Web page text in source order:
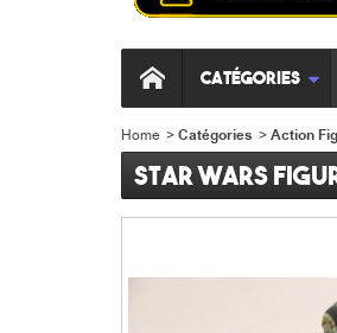
Catégories
Home >Catégories >Action
Star wars